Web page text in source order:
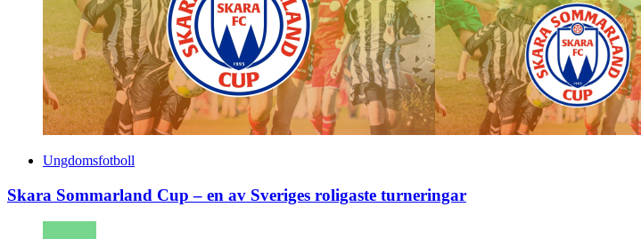
Ungdomsfotboll
Skara Sommarland Cup – en av Sveriges roligaste turneringar